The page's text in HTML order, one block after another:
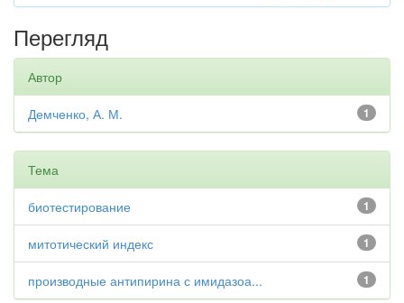
Перегляд
Автор
1
Демченко, А. М.
Тема
1
биотестирование
1
митотический индекс
1
производные антипирина с имидазоа...